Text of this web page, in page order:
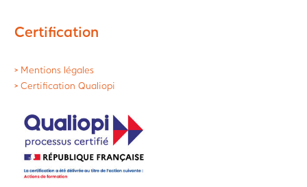
Certification
> Mentions légales
> Certification Qualiopi